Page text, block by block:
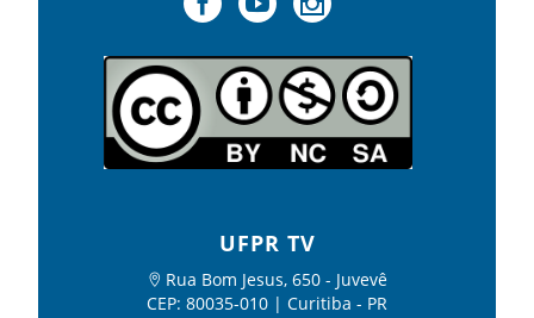
UFPR TV
Rua Bom Jesus, 650 - Juvevê
CEP: 80035-010 | Curitiba - PR